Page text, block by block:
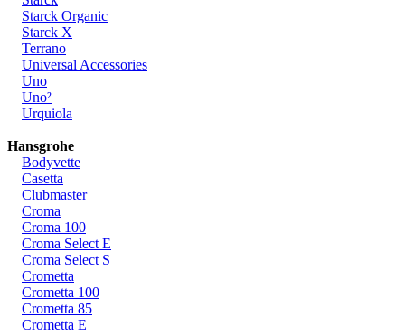
Starck Organic
Starck X
Terrano
Universal Accessories
Uno
Uno²
Urquiola
Hansgrohe
Bodyvette
Casetta
Clubmaster
Croma
Croma 100
Croma Select E
Croma Select S
Crometta
Crometta 100
Crometta 85
Crometta E